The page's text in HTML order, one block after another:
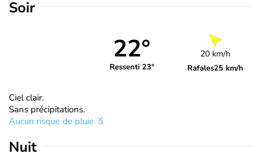
Soir
22°
Ressenti 23°
20 km/h
Rafales25 km/h
Ciel clair.
Sans précipitations.
Aucun risque de pluie
Nuit